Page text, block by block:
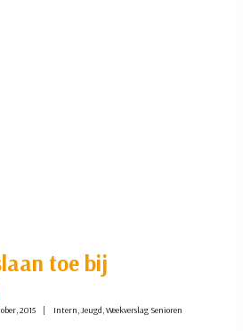
toe bij
2015 Intern,Jeugd,Weekverslag Senioren